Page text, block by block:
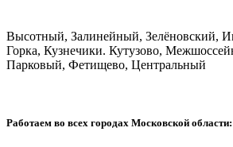
Высотный, Залинейный, Зелёновский,
Горка, Кузнечики. Кутузово,
Парковый, Фетищево, Центральный
Работаем во всех городах Московской области: